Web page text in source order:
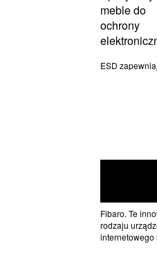
ESD
Fibaro. Te
rodzaju
internetowego